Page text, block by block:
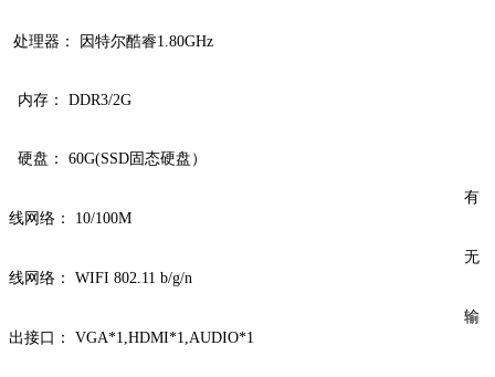
处理器： 因特尔酷睿1.80GHz
内存： DDR3/2G
硬盘： 60G(SSD固态硬盘）
有
线网络： 10/100M
无
线网络： WIFI 802.11 b/g/n
输
出接口： VGA*1,HDMI*1,AUDIO*1